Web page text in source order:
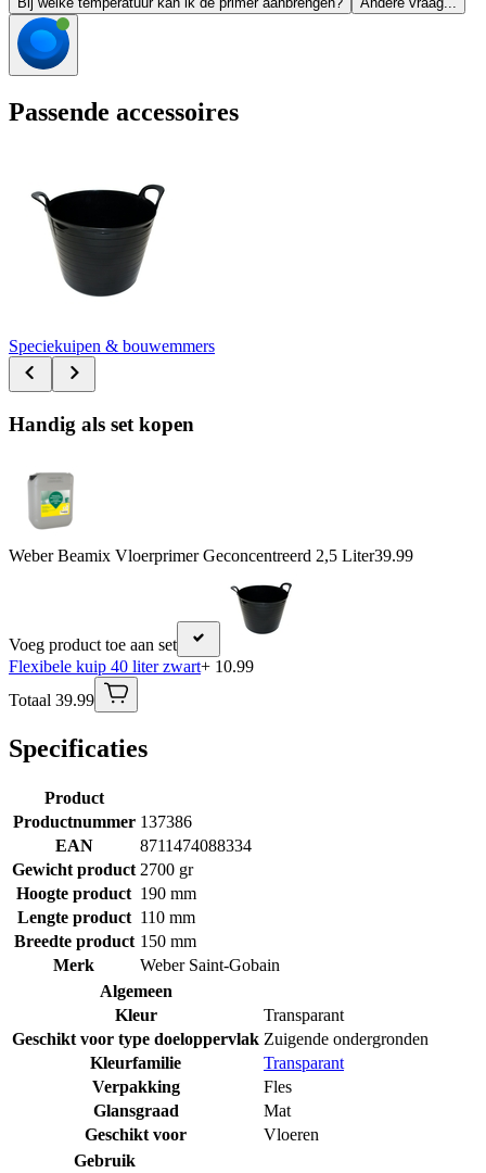
Passende accessoires
Speciekuipen & bouwemmers
Handig als set kopen
Weber Beamix Vloerprimer Geconcentreerd 2,5 Liter39.99
Voeg product toe aan set
Flexibele kuip 40 liter zwart+ 10.99
Totaal 39.99
Specificaties
Product
Productnummer 137386
EAN
8711474088334
Gewicht product 2700 gr
Hoogte product 190 mm
Lengte product 110 mm
Breedte product 150 mm
Merk
Weber Saint-Gobain
Algemeen
Kleur
Transparant
Geschikt voor type doeloppervlak Zuigende ondergronden
Kleurfamilie
Transparant
Verpakking
Fles
Glansgraad
Mat
Geschikt voor
Vloeren
Gebruik